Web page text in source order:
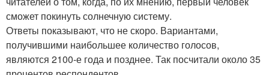
сможет покинуть солнечную систему.
Ответы показывают, что не скоро. Вариантами,
получившими наибольшее количество голосов,
являются 2100-е года и позднее. Так посчитали около 35